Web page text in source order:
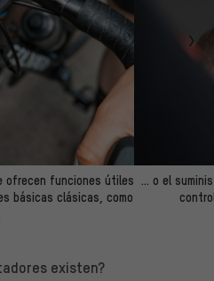
ofrecen funciones útiles
básicas clásicas, como
... o el
existen?